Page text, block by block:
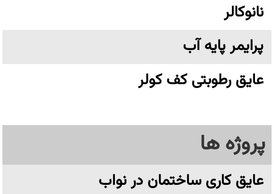
نانوکالر
پرایمر پایه آب
عایق رطوبتی کف کولر
پروژه ها
عایق کاری ساختمان در نواب